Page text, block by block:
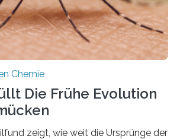
Chemie
Die Frühe Evolution
zeigt, wie weit die Ursprünge der